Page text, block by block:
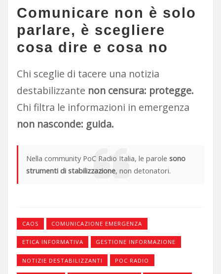
Comunicare non è solo
parlare, è scegliere
cosa dire e cosa no
Chi sceglie di tacere una notizia
destabilizzante non censura: protegge.
Chi filtra le informazioni in emergenza
non nasconde: guida.
Nella community PoC Radio Italia, le parolesono
strumenti di stabilizzazione, non detonatori.
CAOS COMUNICAZIONE EMERGENZA
ETICA INFORMATIVA GESTIONE INFORMAZIONE
NOTIZIE DESTABILIZZANTI POC RADIO